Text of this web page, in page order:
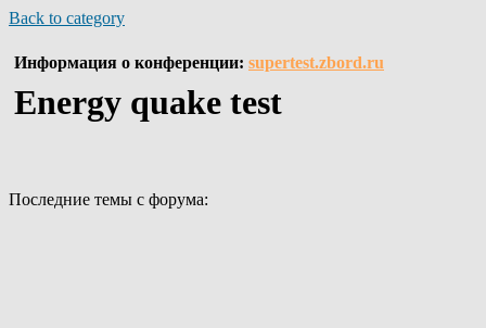
Back to category
Информация о конференции: supertest.zbord.ru
Energy quake test
Последние темы с форума: